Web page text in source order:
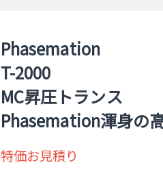
Phasemation
T-2000
MC昇圧トランス
Phasemation渾身の
特価お見積り